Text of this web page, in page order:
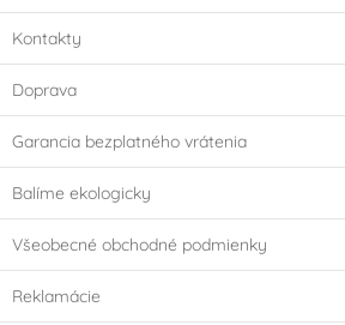
Kontakty
Doprava
Garancia bezplatného vrátenia
Balíme ekologicky
Všeobecné obchodné podmienky
Reklamácie